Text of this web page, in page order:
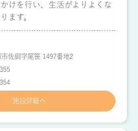
けを行い、生活がよりよくな
ます。
佐與字尾笹 1497番地2
施設詳細へ